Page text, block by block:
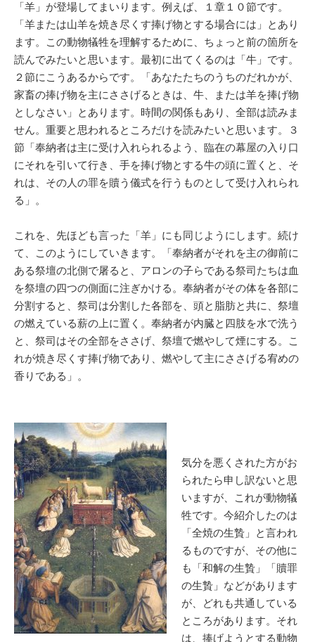
「羊」が登場してまいります。例えば、１章１０節です。
「羊または山羊を焼き尽くす捧げ物とする場合には」とあり
ます。この動物犠牲を理解するために、ちょっと前の箇所を
読んでみたいと思います。最初に出てくるのは「牛」です。
２節にこうあるからです。「あなたたちのうちのだれかが、
家畜の捧げ物を主にささげるときは、牛、または羊を捧げ物
としなさい」とあります。時間の関係もあり、全部は読みま
せん。重要と思われるところだけを読みたいと思います。３
節「奉納者は主に受け入れられるよう、臨在の幕屋の入り口
にそれを引いて行き、手を捧げ物とする牛の頭に置くと、そ
れは、その人の罪を贖う儀式を行うものとして受け入れられ
る」。
これを、先ほども言った「羊」にも同じようにします。続け
て、このようにしていきます。「奉納者がそれを主の御前に
ある祭壇の北側で屠ると、アロンの子らである祭司たちは血
を祭壇の四つの側面に注ぎかける。奉納者がその体を各部に
分割すると、祭司は分割した各部を、頭と脂肪と共に、祭壇
の燃えている薪の上に置く。奉納者が内臓と四肢を水で洗う
と、祭司はその全部をささげ、祭壇で燃やして煙にする。こ
れが焼き尽くす捧げ物であり、燃やして主にささげる宥めの
香りである」。
気分を悪くされた方がお
られたら申し訳ないと思
いますが、これが動物犠
牲です。今紹介したのは
「全焼の生贄」と言われ
るものですが、その他に
も「和解の生贄」「贖罪
の生贄」などがあります
が、どれも共通している
ところがあります。それ
は、捧げようとする動物